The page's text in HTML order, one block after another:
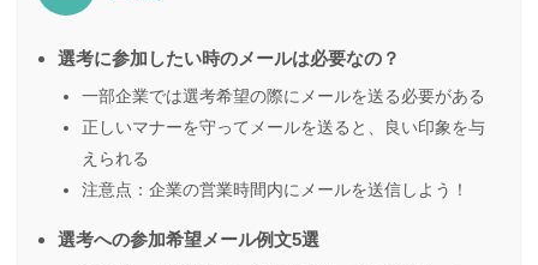
選考に参加したい時のメールは必要なの？
一部企業では選考希望の際にメールを送る必要がある
正しいマナーを守ってメールを送ると、良い印象を与
えられる
注意点：企業の営業時間内にメールを送信しよう！
選考への参加希望メール例文5選